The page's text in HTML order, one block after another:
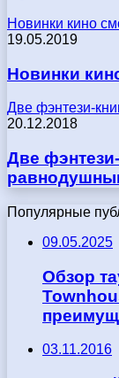
Новинки кино
19.05.2019
Новинки
Две фэнтези-
20.12.2018
Две
Популярные
09.05.2025
Обзор
03.11.2016